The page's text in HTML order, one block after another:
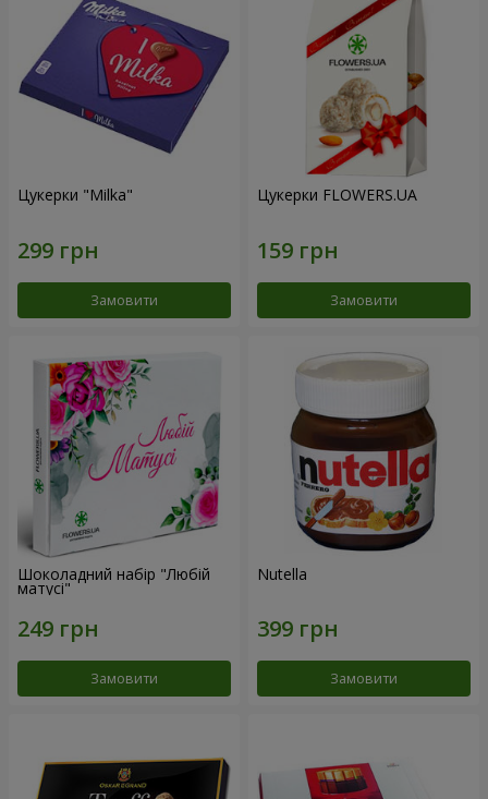
Цукерки "Milka"
Замовити
Цукерки FLOWERS.UA
Замовити
Шоколадний набір "Любій
матусі"
Замовити
Nutella
Замовити